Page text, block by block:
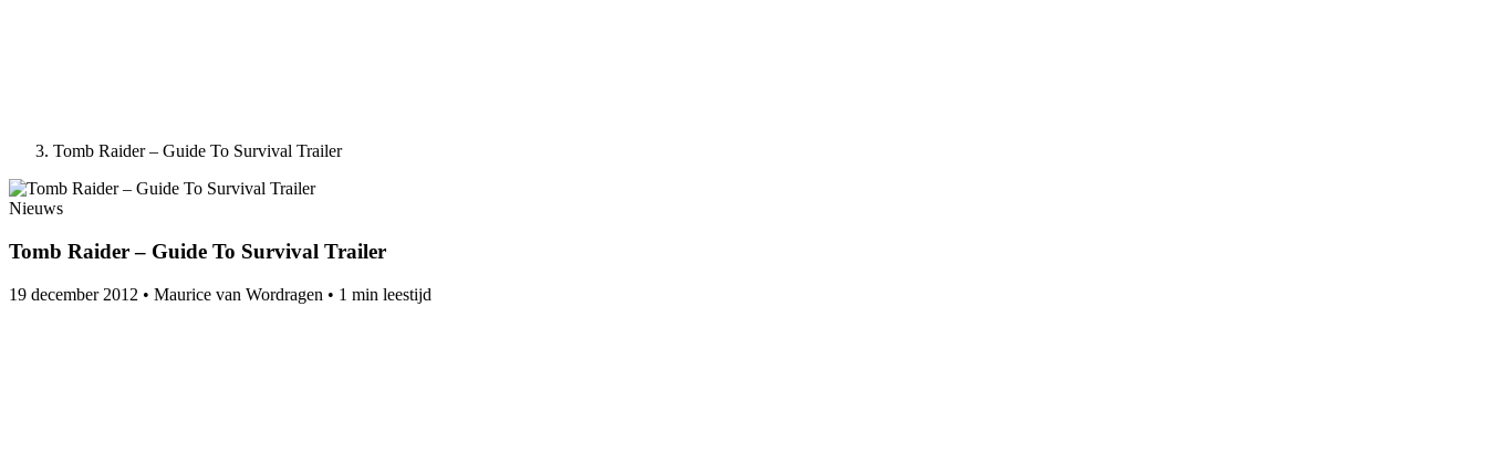
Tomb Raider – Guide To Survival Trailer
Nieuws
Tomb Raider – Guide To Survival Trailer
19 december 2012 • Maurice van Wordragen • 1 min leestijd